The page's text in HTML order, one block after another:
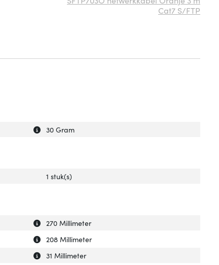
Cat7 S/FTP
Uitleg over 'Gewicht'
Verberg uitleg over 'Gewicht'
30 Gram
1 stuk(s)
Uitleg over 'Breedte verpakking'
Verberg uitleg over 'Breedte verpakking'
270 Millimeter
Uitleg over 'Diepte verpakking'
Verberg uitleg over 'Diepte verpakking'
208 Millimeter
Uitleg over 'Hoogte verpakking'
Verberg uitleg over 'Hoogte verpakking'
31 Millimeter